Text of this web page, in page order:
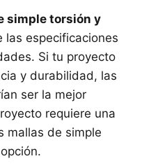
simple torsión y
las especificaciones
Si tu proyecto
y durabilidad, las
ser la mejor
requiere una
mallas de simple